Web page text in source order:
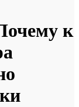
к